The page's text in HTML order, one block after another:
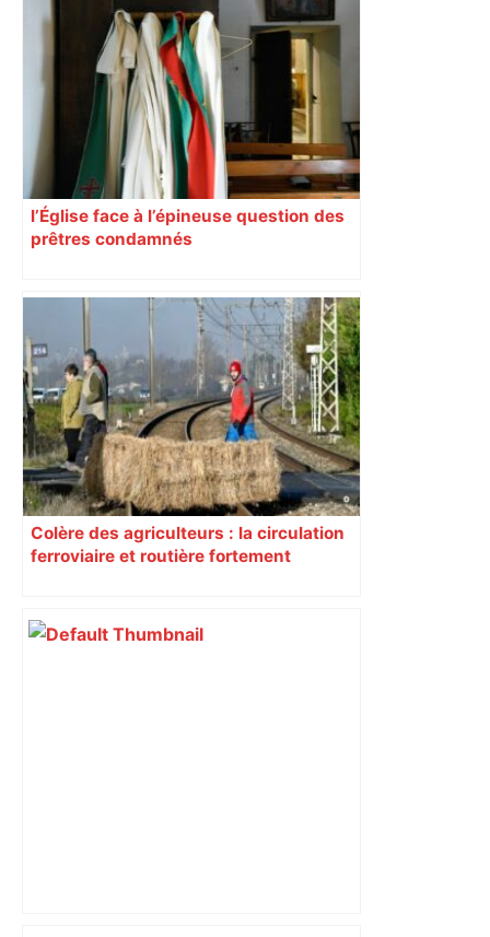
Alliance PS/LFI à Toulouse : Marc
Sztulman claque la porte – RMC
l’Église face à l’épineuse question des
prêtres condamnés
Colère des agriculteurs : la circulation
ferroviaire et routière fortement